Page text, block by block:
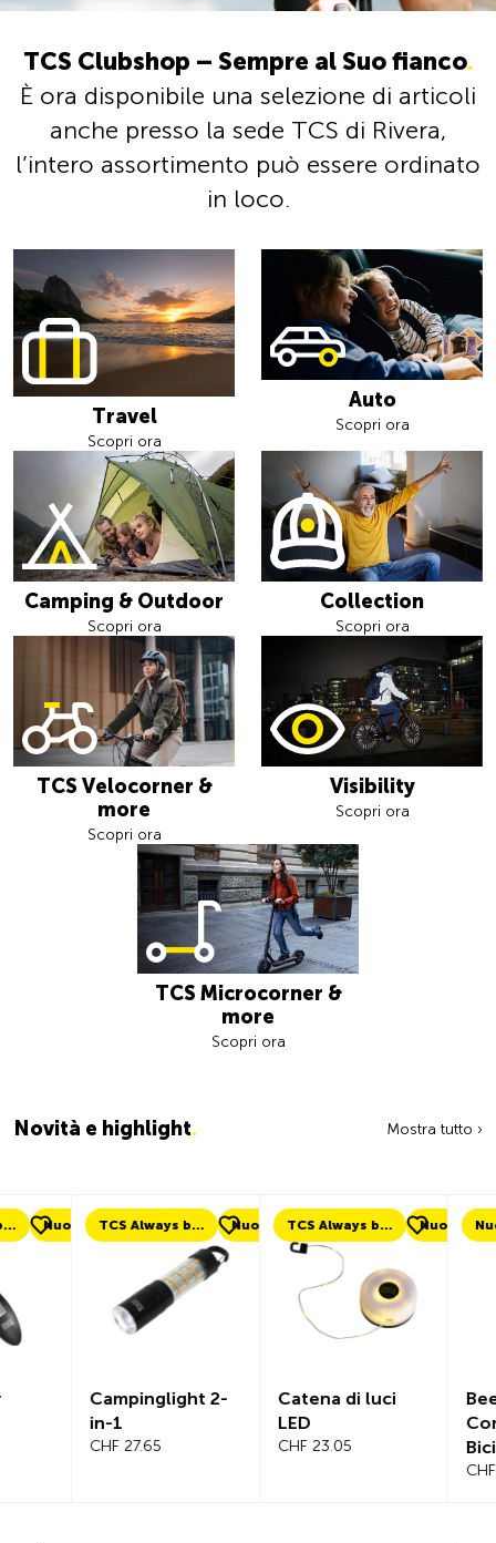
TCS Clubshop – Sempre al Suo fianco.
È ora disponibile una selezione di articoli
anche presso la sede TCS di Rivera,
l’intero assortimento può essere ordinato
in loco.
Travel
Scopri ora
Auto
Scopri ora
Camping & Outdoor
Scopri ora
Collection
Scopri ora
TCS Velocorner &
more
Scopri ora
Visibility
Scopri ora
TCS Microcorner &
more
Scopri ora
Novità e highlight. Mostra tutto ›
TCS Always by my side Nuovo
Campinglight 2-
CHF 27.65
TCS Always by my side Nuovo
Catena di luci
CHF 23.05
Nuovo
Beeline
Bicicletta
Completo
CHF 101.65